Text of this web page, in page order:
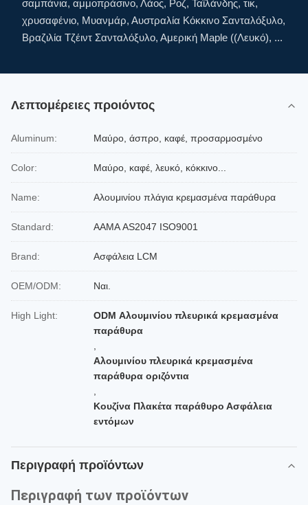
σαμπάνια, αμμοπράσινο, Λάος, Ροζ, Ταϊλάνδης, τικ,
χρυσαφένιο, Μυανμάρ, Αυστραλία Κόκκινο Σανταλόξυλο,
Βραζιλία Τζέιντ Σανταλόξυλο, Αμερική Maple ((Λευκό), ...
Λεπτομέρειες προιόντος
Aluminum: Μαύρο, άσπρο, καφέ, προσαρμοσμένο
Color: Μαύρο, καφέ, λευκό, κόκκινο...
Name: Αλουμινίου πλάγια κρεμασμένα παράθυρα
Standard: ΑΑΜΑ AS2047 ISO9001
Brand: Ασφάλεια LCM
OEM/ODM: Ναι.
High Light:
ODM Αλουμινίου πλευρικά κρεμασμένα
παράθυρα
Αλουμινίου πλευρικά κρεμασμένα
παράθυρα οριζόντια
Κουζίνα Πλακέτα παράθυρο Ασφάλεια
εντόμων
Περιγραφή προϊόντων
Περιγραφή των προϊόντων